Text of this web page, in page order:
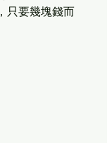
，只要幾塊錢而